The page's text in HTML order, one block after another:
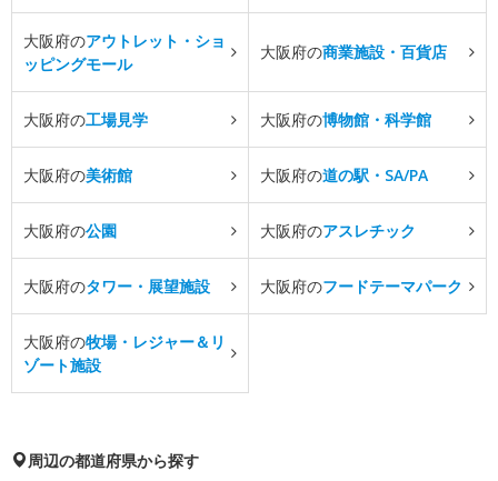
大阪府のアウトレット・ショ
ッピングモール
大阪府の商業施設・百貨店
大阪府の工場見学 大阪府の博物館・科学館
大阪府の美術館 大阪府の道の駅・SA/PA
大阪府の公園 大阪府のアスレチック
大阪府のタワー・展望施設 大阪府のフードテーマパーク
大阪府の牧場・レジャー＆リ
ゾート施設
周辺の都道府県から探す